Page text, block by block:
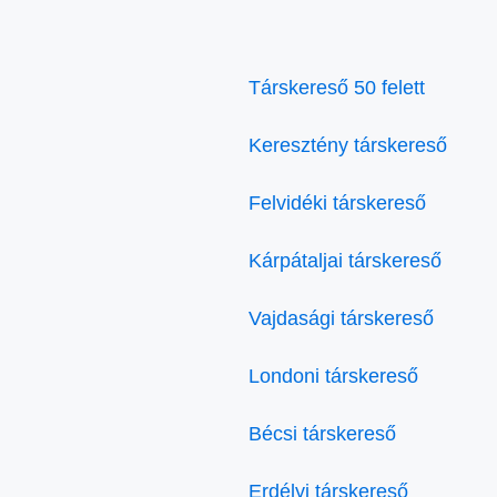
Társkereső 50 felett
Keresztény társkereső
Felvidéki társkereső
Kárpátaljai társkereső
Vajdasági társkereső
Londoni társkereső
Bécsi társkereső
Erdélyi társkereső